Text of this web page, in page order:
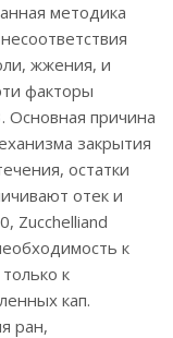
методика
жжения, и
факторы
Основная причина
закрытия
остатки
отек и
Zucchelliand
к
к
кап.
ран,